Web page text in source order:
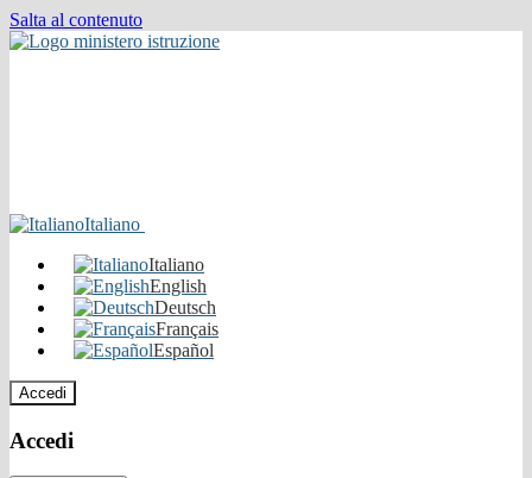
Salta al contenuto
Italiano
Italiano
English
Deutsch
Français
Español
Accedi
Accedi